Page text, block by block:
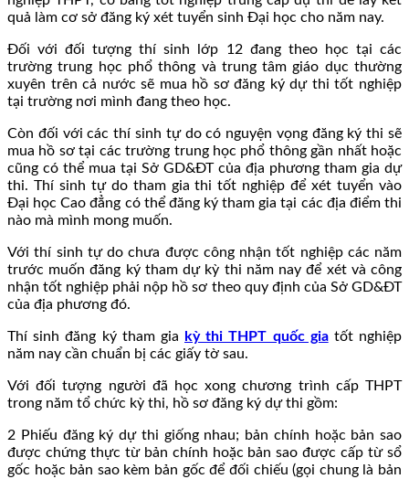
quả làm cơ sở đăng ký xét tuyển sinh Đại học cho năm nay.
Đối với đối tượng thí sinh lớp 12 đang theo học tại các
trường trung học phổ thông và trung tâm giáo dục thường
xuyên trên cả nước sẽ mua hồ sơ đăng ký dự thi tốt nghiệp
tại trường nơi mình đang theo học.
Còn đối với các thí sinh tự do có nguyện vọng đăng ký thi sẽ
mua hồ sơ tại các trường trung học phổ thông gần nhất hoặc
cũng có thể mua tại Sở GD&ĐT của địa phương tham gia dự
thi. Thí sinh tự do tham gia thi tốt nghiệp để xét tuyển vào
Đại học Cao đẳng có thể đăng ký tham gia tại các địa điểm thi
nào mà mình mong muốn.
Với thí sinh tự do chưa được công nhận tốt nghiệp các năm
trước muốn đăng ký tham dự kỳ thi năm nay để xét và công
nhận tốt nghiệp phải nộp hồ sơ theo quy định của Sở GD&ĐT
của địa phương đó.
Thí sinh đăng ký tham gia kỳ thi THPT quốc giatốt nghiệp
năm nay cần chuẩn bị các giấy tờ sau.
Với đối tượng người đã học xong chương trình cấp THPT
trong năm tổ chức kỳ thi, hồ sơ đăng ký dự thi gồm:
2 Phiếu đăng ký dự thi giống nhau; bản chính hoặc bản sao
được chứng thực từ bản chính hoặc bản sao được cấp từ sổ
gốc hoặc bản sao kèm bản gốc để đối chiếu (gọi chung là bản